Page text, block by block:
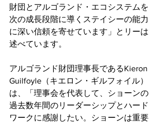
財団とアルゴランド・エコシステムを
次の成長段階に導くステイシーの能力
に深い信頼を寄せています」とリーは
述べています。
アルゴランド財団理事長であるKieron
Guilfoyle（キエロン・ギルフォイル）
は、「理事会を代表して、ショーンの
過去数年間のリーダーシップとハード
ワークに感謝したい。ショーンは重要